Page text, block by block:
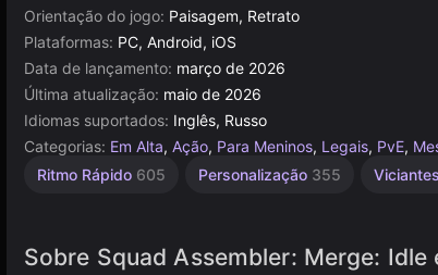
Orientação do jogo: Paisagem, Retrato
Plataformas: PC, Android, iOS
Data de lançamento: março de 2026
Última atualização: maio de 2026
Idiomas suportados: Inglês, Russo
Categorias: Em Alta, Ação, Para Meninos, Legais, PvE,
Ritmo Rápido 605 Personalização 355 Viciantes
Gerenciamento
Aventura
Sobre Squad Assembler: Merge: